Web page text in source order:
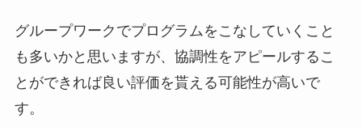
グループワークでプログラムをこなしていくこと
も多いかと思いますが、協調性をアピールするこ
とができれば良い評価を貰える可能性が高いで
す。